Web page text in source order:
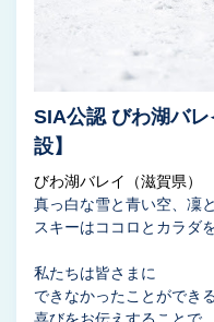
SIA公認 びわ湖バ
設】
びわ湖バレイ（滋賀県）
真っ白な雪と青い空、凜
スキーはココロとカラダ
私たちは皆さまに
できなかったことができ